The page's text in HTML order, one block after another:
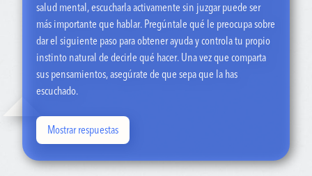
salud mental, escucharla activamente sin juzgar puede ser
más importante que hablar. Pregúntale qué le preocupa sobre
dar el siguiente paso para obtener ayuda y controla tu propio
instinto natural de decirle qué hacer. Una vez que comparta
sus pensamientos, asegúrate de que sepa que la has
escuchado.
Mostrar respuestas
“Parece que te sientes muy mal. Todos pasamos por momentos